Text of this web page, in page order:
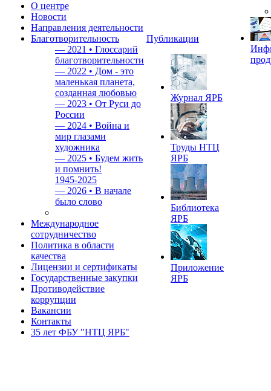
О центре
Новости
Направления деятельности
Благотворительность
— 2021 • Глоссарий
благотворительности
— 2022 • Дом - это
маленькая планета,
созданная любовью
— 2023 • От Руси до
России
— 2024 • Война и
мир глазами
художника
— 2025 • Будем жить
и помнить!
1945-2025
— 2026 • В начале
было слово
Международное
сотрудничество
Политика в области
качества
Лицензии и сертификаты
Государственные закупки
Противодействие
коррупции
Вакансии
Контакты
35 лет ФБУ "НТЦ ЯРБ"
Публикации
Журнал ЯРБ
Труды НТЦ
ЯРБ
Библиотека
ЯРБ
Приложение
ЯРБ